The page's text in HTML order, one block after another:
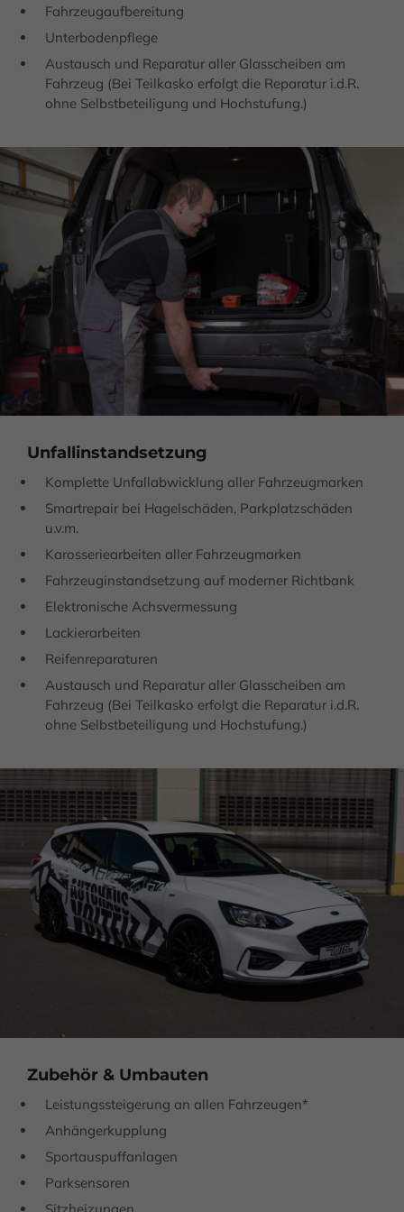
Drop us a line
info@yourdomain.com
About us
Lorem ipsum dolor sit amet, consectetuer
Aenean commodo ligula eget dolor. Aenean massa.
Cum sociis natoque penatibus et magnis dis
parturient montes, nascetur ridiculus mus. Donec
quam felis, ultricies nec.
Fahrzeug­auf­bereitung
Unterboden­pflege
Austausch und Reparatur aller Glas­scheiben am
Fahr­zeug (Bei Teil­kasko erfolgt die Reparatur i.d.R.
ohne Selbst­be­teiligung und Hoch­stufung.)
Unfall­instand­setzung
Komplette Unfall­ab­wicklung aller Fahr­zeug­marken
Smart­repair bei Hagel­schäden, Park­platz­schäden
u.v.m.
Karosserie­arbeiten aller Fahr­zeug­marken
Fahrzeug­instand­setzung auf moderner Richt­bank
Elektronische Achs­ver­messung
Lackier­arbeiten
Reifen­reparaturen
Austausch und Reparatur aller Glas­scheiben am
Fahr­zeug (Bei Teil­kasko erfolgt die Reparatur i.d.R.
ohne Selbst­be­teiligung und Hoch­stufung.)
Zubehör & Umbauten
Leistungssteigerung an allen Fahrzeugen*
Anhängerkupplung
Sportauspuffanlagen
Parksensoren